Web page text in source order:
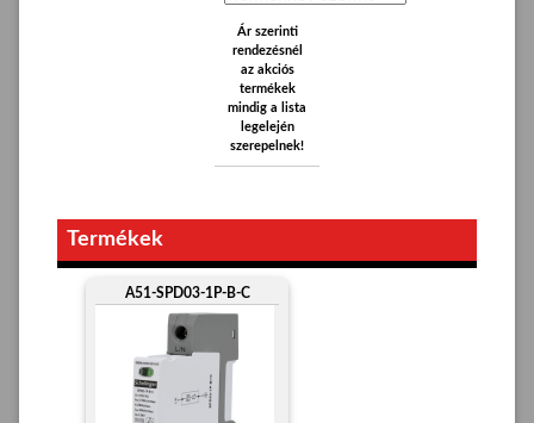
Ár szerinti
rendezésnél
az akciós
termékek
mindig a lista
legelején
szerepelnek!
Termékek
A51-SPD03-1P-B-C